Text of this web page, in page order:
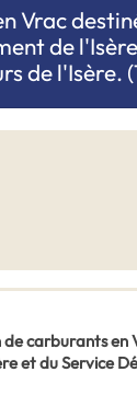
Vrac
de
de l'Isère.
carburants en
et du Service